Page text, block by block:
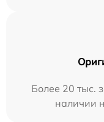
Более 20 тыс.
наличии